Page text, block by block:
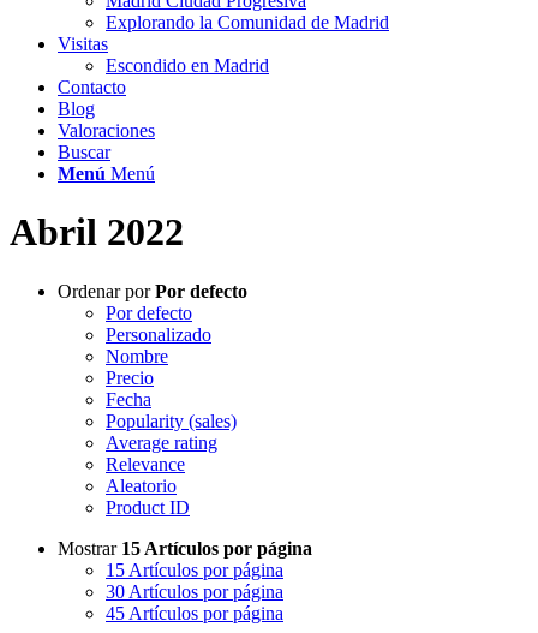
Explorando la Comunidad de Madrid
Visitas
Escondido en Madrid
Contacto
Blog
Valoraciones
Buscar
Menú Menú
Abril 2022
Ordenar porPor defecto
Por defecto
Personalizado
Nombre
Precio
Fecha
Popularity (sales)
Average rating
Relevance
Aleatorio
Product ID
Mostrar 15 Artículos por página
15 Artículos por página
30 Artículos por página
45 Artículos por página